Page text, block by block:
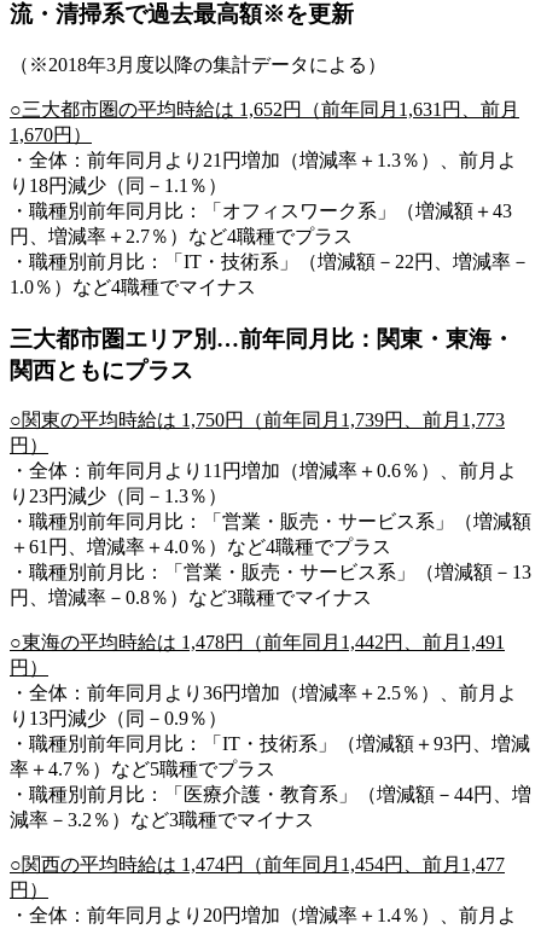
流・清掃系で過去最高額※を更新
（※2018年3月度以降の集計データによる）
○三大都市圏の平均時給は 1,652円（前年同月1,631円、前月
1,670円）
・全体：前年同月より21円増加（増減率＋1.3％）、前月よ
り18円減少（同－1.1％）
・職種別前年同月比：「オフィスワーク系」（増減額＋43
円、増減率＋2.7％）など4職種でプラス
・職種別前月比：「IT・技術系」（増減額－22円、増減率－
1.0％）など4職種でマイナス
三大都市圏エリア別…前年同月比：関東・東海・
関西ともにプラス
○関東の平均時給は 1,750円（前年同月1,739円、前月1,773
円）
・全体：前年同月より11円増加（増減率＋0.6％）、前月よ
り23円減少（同－1.3％）
・職種別前年同月比：「営業・販売・サービス系」（増減額
＋61円、増減率＋4.0％）など4職種でプラス
・職種別前月比：「営業・販売・サービス系」（増減額－13
円、増減率－0.8％）など3職種でマイナス
○東海の平均時給は 1,478円（前年同月1,442円、前月1,491
円）
・全体：前年同月より36円増加（増減率＋2.5％）、前月よ
り13円減少（同－0.9％）
・職種別前年同月比：「IT・技術系」（増減額＋93円、増減
率＋4.7％）など5職種でプラス
・職種別前月比：「医療介護・教育系」（増減額－44円、増
減率－3.2％）など3職種でマイナス
○関西の平均時給は 1,474円（前年同月1,454円、前月1,477
円）
・全体：前年同月より20円増加（増減率＋1.4％）、前月よ